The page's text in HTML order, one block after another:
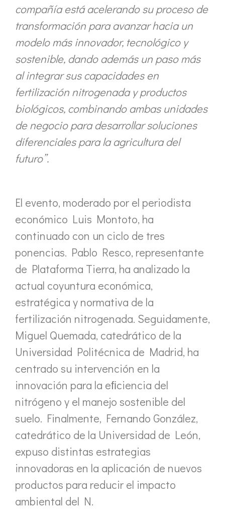
compañía está acelerando su proceso de
transformación para avanzar hacia un
modelo más innovador, tecnológico y
sostenible, dando además un paso más
al integrar sus capacidades en
fertilización nitrogenada y productos
biológicos, combinando ambas unidades
de negocio para desarrollar soluciones
diferenciales para la agricultura del
futuro”.
El evento, moderado por el periodista
económico Luis Montoto, ha
continuado con un ciclo de tres
ponencias. Pablo Resco, representante
de Plataforma Tierra, ha analizado la
actual coyuntura económica,
estratégica y normativa de la
fertilización nitrogenada. Seguidamente,
Miguel Quemada, catedrático de la
Universidad Politécnica de Madrid, ha
centrado su intervención en la
innovación para la eﬁciencia del
nitrógeno y el manejo sostenible del
suelo. Finalmente, Fernando González,
catedrático de la Universidad de León,
expuso distintas estrategias
innovadoras en la aplicación de nuevos
productos para reducir el impacto
ambiental del N.